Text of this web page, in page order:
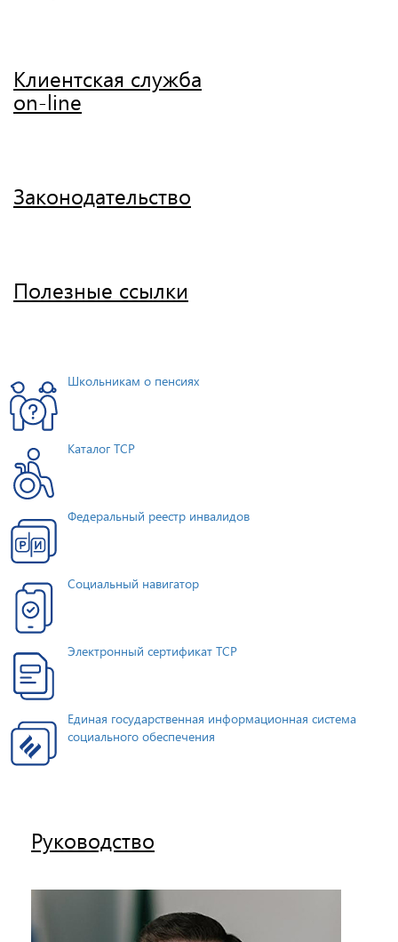
Клиентская служба
on-line
Законодательство
Полезные ссылки
Школьникам о пенсиях
Каталог ТСР
Федеральный реестр инвалидов
Социальный навигатор
Электронный сертификат ТСР
Единая государственная информационная система
социального обеспечения
Руководство